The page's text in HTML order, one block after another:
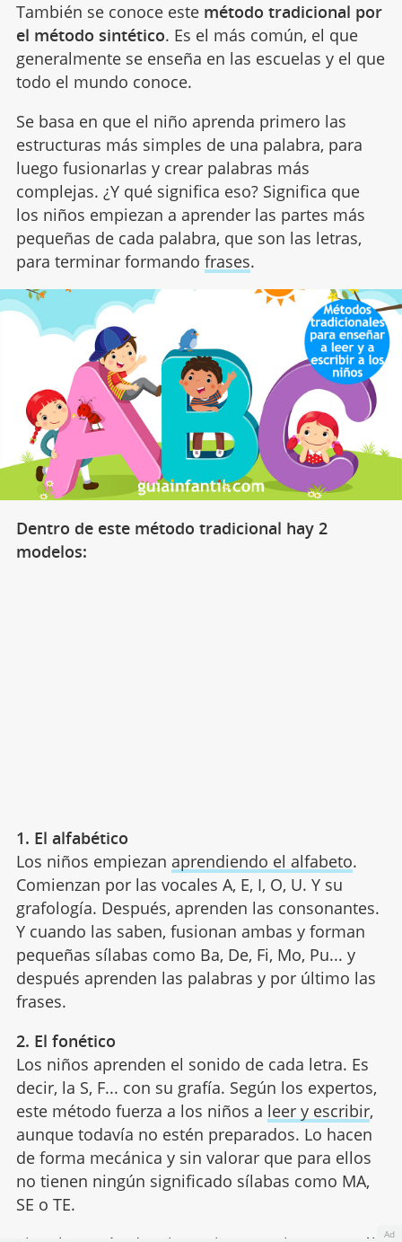
También se conoce este método tradicional por
el método sintético. Es el más común, el que
generalmente se enseña en las escuelas y el que
todo el mundo conoce.
Se basa en que el niño aprenda primero las
estructuras más simples de una palabra, para
luego fusionarlas y crear palabras más
complejas. ¿Y qué significa eso? Significa que
los niños empiezan a aprender las partes más
pequeñas de cada palabra, que son las letras,
para terminar formando frases.
Dentro de este método tradicional hay 2
modelos:
1. El alfabético
Los niños empiezan aprendiendo el alfabeto.
Comienzan por las vocales A, E, I, O, U. Y su
grafología. Después, aprenden las consonantes.
Y cuando las saben, fusionan ambas y forman
pequeñas sílabas como Ba, De, Fi, Mo, Pu... y
después aprenden las palabras y por último las
frases.
2. El fonético
Los niños aprenden el sonido de cada letra. Es
decir, la S, F... con su grafía. Según los expertos,
este método fuerza a los niños a leer y escribir,
aunque todavía no estén preparados. Lo hacen
de forma mecánica y sin valorar que para ellos
no tienen ningún significado sílabas como MA,
SE o TE.
Ad